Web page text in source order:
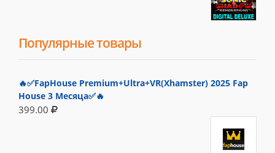
Популярные товары
🔥✅FapHouse Premium+Ultra+VR(Xhamster) 2025 Fap
House 3 Месяца✅🔥
399.00